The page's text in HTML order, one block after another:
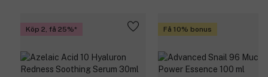
Köp 2, få 25% Få 10% bonus